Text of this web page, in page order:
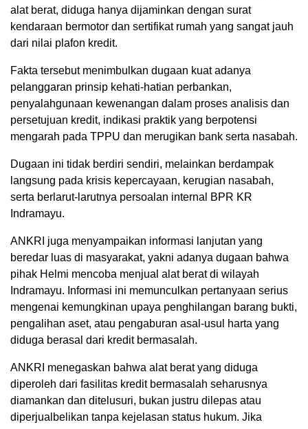
alat berat, diduga hanya dijaminkan dengan surat
kendaraan bermotor dan sertifikat rumah yang sangat jauh
dari nilai plafon kredit.
Fakta tersebut menimbulkan dugaan kuat adanya
pelanggaran prinsip kehati-hatian perbankan,
penyalahgunaan kewenangan dalam proses analisis dan
persetujuan kredit, indikasi praktik yang berpotensi
mengarah pada TPPU dan merugikan bank serta nasabah.
Dugaan ini tidak berdiri sendiri, melainkan berdampak
langsung pada krisis kepercayaan, kerugian nasabah,
serta berlarut-larutnya persoalan internal BPR KR
Indramayu.
ANKRI juga menyampaikan informasi lanjutan yang
beredar luas di masyarakat, yakni adanya dugaan bahwa
pihak Helmi mencoba menjual alat berat di wilayah
Indramayu. Informasi ini memunculkan pertanyaan serius
mengenai kemungkinan upaya penghilangan barang bukti,
pengalihan aset, atau pengaburan asal-usul harta yang
diduga berasal dari kredit bermasalah.
ANKRI menegaskan bahwa alat berat yang diduga
diperoleh dari fasilitas kredit bermasalah seharusnya
diamankan dan ditelusuri, bukan justru dilepas atau
diperjualbelikan tanpa kejelasan status hukum. Jika